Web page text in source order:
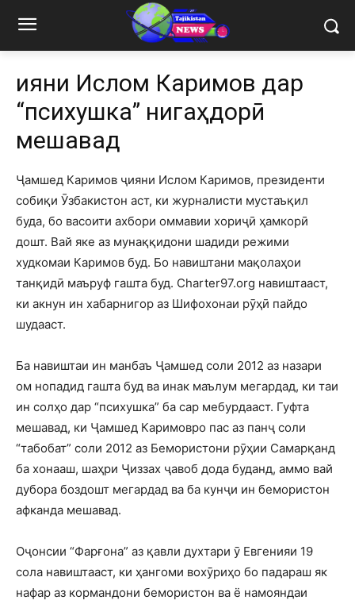
Ҷияни Ислом Каримов дар
“психушка” нигаҳдорӣ
мешавад
Ҷамшед Каримов ҷияни Ислом Каримов, президенти
собиқи Ӯзбакистон аст, ки журналисти мустаъқил
буда, бо васоити ахбори оммавии хориҷӣ ҳамкорӣ
дошт. Вай яке аз мунаққидони шадиди режими
худкомаи Каримов буд. Бо навиштани мақолаҳои
танқидӣ маъруф гашта буд. Charter97.org навиштааст,
ки акнун ин хабарнигор аз Шифохонаи рӯҳӣ пайдо
шудааст.
Ба навиштаи ин манбаъ Ҷамшед соли 2012 аз назари
ом нопадид гашта буд ва инак маълум мегардад, ки таи
ин солҳо дар “психушка” ба сар мебурдааст. Гуфта
мешавад, ки Ҷамшед Каримовро пас аз панҷ соли
“табобат” соли 2012 аз Бемористони рӯҳии Самарқанд
ба хонааш, шаҳри Ҷиззах ҷавоб дода буданд, аммо вай
дубора боздошт мегардад ва ба кунҷи ин бемористон
афканда мешавад.
Оҷонсии “Фарғона” аз қавли духтари ӯ Евгенияи 19
сола навиштааст, ки ҳангоми вохӯриҳо бо падараш як
нафар аз кормандони бемористон ва ё намояндаи